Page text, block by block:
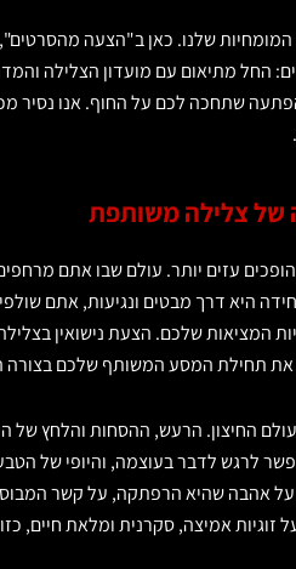
שלנו. כאן ב"הצעה
החל מתיאום עם מועדון הצלילה
שתחכה לכם על החוף. אנו נסיר
צלילה משותפת
עזים יותר. עולם שבו אתם
היא דרך מבטים ונגיעות, אתם
המציאות שלכם. הצעת נישואין
את תחילת המסע המשותף שלכם בצורה
החיצון. הרעש, ההסחות והלחץ של
לרגש לדבר בעוצמה, והיופי של
אהבה שהיא הרפתקה, על קשר
זוגיות אמיצה, סקרנית ומלאת חיים,